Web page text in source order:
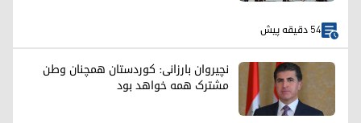
54 دقیقه پیش
نچیروان بارزانی: کوردستان همچنان وطن
مشترک همه خواهد بود